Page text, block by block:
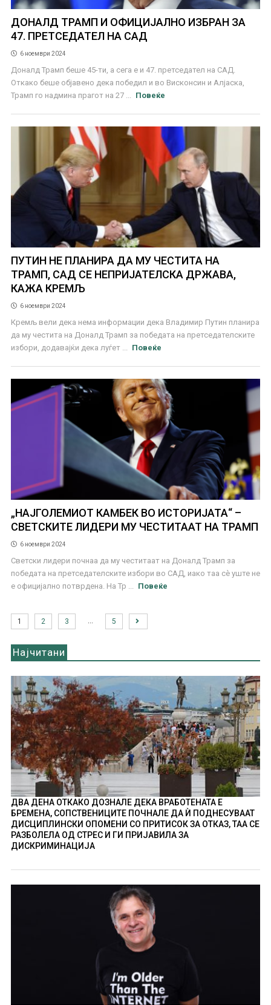
ДОНАЛД ТРАМП И ОФИЦИЈАЛНО ИЗБРАН ЗА
47. ПРЕТСЕДАТЕЛ НА САД
6 ноември 2024
Доналд Трамп беше 45-ти, а сега е и 47. претседател на САД.
Откако беше објавено дека победил и во Висконсин и Алјаска,
Трамп го надмина прагот на 27 ...
Повеќе
ПУТИН НЕ ПЛАНИРА ДА МУ ЧЕСТИТА НА
ТРАМП, САД СЕ НЕПРИЈАТЕЛСКА ДРЖАВА,
КАЖА КРЕМЉ
6 ноември 2024
Кремљ вели дека нема информации дека Владимир Путин планира
да му честита на Доналд Трамп за победата на претседателските
избори, додавајќи дека луѓет ...
Повеќе
„НАЈГОЛЕМИОТ КАМБЕК ВО ИСТОРИЈАТА“ –
СВЕТСКИТЕ ЛИДЕРИ МУ ЧЕСТИТААТ НА ТРАМП
6 ноември 2024
Светски лидери почнаа да му честитаат на Доналд Трамп за
победата на претседателските избори во САД, иако таа сѐ уште не
е официјално потврдена. На Тр ...
Повеќе
1 2 3 5
Најчитани
ДВА ДЕНА ОТКАКО ДОЗНАЛЕ ДЕКА ВРАБОТЕНАТА Е
БРЕМЕНА, СОПСТВЕНИЦИТЕ ПОЧНАЛЕ ДА Ѝ ПОДНЕСУВААТ
ДИСЦИПЛИНСКИ ОПОМЕНИ СО ПРИТИСОК ЗА ОТКАЗ, ТАА СЕ
РАЗБОЛЕЛА ОД СТРЕС И ГИ ПРИЈАВИЛА ЗА
ДИСКРИМИНАЦИЈА